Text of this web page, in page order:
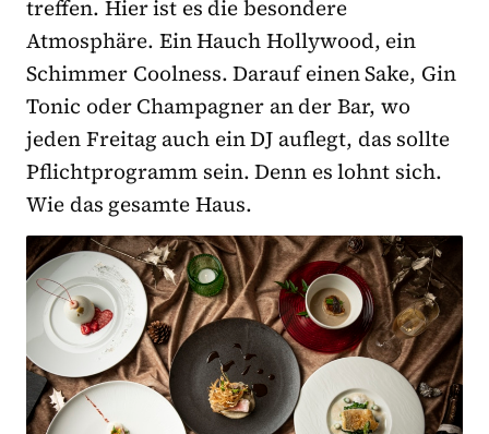
treffen. Hier ist es die besondere
Atmosphäre. Ein Hauch Hollywood, ein
Schimmer Coolness. Darauf einen Sake, Gin
Tonic oder Champagner an der Bar, wo
jeden Freitag auch ein DJ auflegt, das sollte
Pflichtprogramm sein. Denn es lohnt sich.
Wie das gesamte Haus.